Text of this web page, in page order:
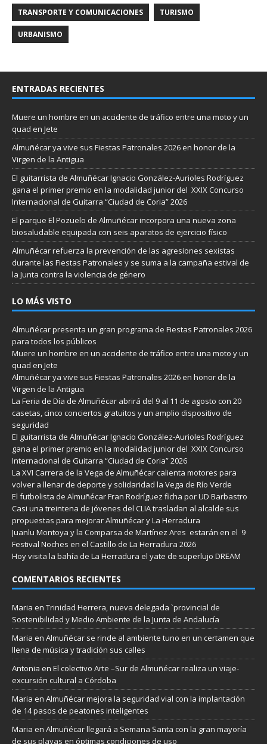
TRANSPORTE Y COMUNICACIONES TURISMO
URBANISMO
ENTRADAS RECIENTES
Muere un hombre en un accidente de tráfico entre una moto y un
quad en Jete
Almuñécar ya vive sus Fiestas Patronales 2026 en honor de la
Virgen de la Antigua
El guitarrista de Almuñécar Ignacio González-Aurioles Rodríguez
gana el primer premio en la modalidad junior del XXIX Concurso
Internacional de Guitarra “Ciudad de Coria” 2026
El parque El Pozuelo de Almuñécar incorpora una nueva zona
biosaludable equipada con seis aparatos de ejercicio físico
Almuñécar refuerza la prevención de las agresiones sexistas
durante las Fiestas Patronales y se suma a la campaña estival de
la Junta contra la violencia de género
LO MÁS VISTO
Almuñécar presenta un gran programa de Fiestas Patronales 2026
para todos los públicos
Muere un hombre en un accidente de tráfico entre una moto y un
quad en Jete
Almuñécar ya vive sus Fiestas Patronales 2026 en honor de la
Virgen de la Antigua
La Feria de Día de Almuñécar abrirá del 9 al 11 de agosto con 20
casetas, cinco conciertos gratuitos y un amplio dispositivo de
seguridad
El guitarrista de Almuñécar Ignacio González-Aurioles Rodríguez
gana el primer premio en la modalidad junior del XXIX Concurso
Internacional de Guitarra “Ciudad de Coria” 2026
La XVI Carrera de la Vega de Almuñécar calienta motores para
volver a llenar de deporte y solidaridad la Vega de Río Verde
El futbolista de Almuñécar Fran Rodríguez ficha por UD Barbastro
Casi una treintena de jóvenes del CLIA trasladan al alcalde sus
propuestas para mejorar Almuñécar y La Herradura
Juanlu Montoya y la Comparsa de Martínez Ares estarán en el 9
Festival Noches en el Castillo de La Herradura 2026
Hoy visita la bahía de La Herradura el yate de superlujo DREAM
COMENTARIOS RECIENTES
Maria en Trinidad Herrera, nueva delegada `provincial de
Sostenibilidad y Medio Ambiente de la Junta de Andalucía
Maria en Almuñécar se rinde al ambiente tuno en un certamen que
llena de música y tradición sus calles
Antonia en El colectivo Arte –Sur de Almuñécar realiza un viaje-
excursión cultural a Córdoba
Maria en Almuñécar mejora la seguridad vial con la implantación
de 14 pasos de peatones inteligentes
Maria en Almuñécar llegará a Semana Santa con la gran mayoría
de sus playas en óptimas condiciones de uso